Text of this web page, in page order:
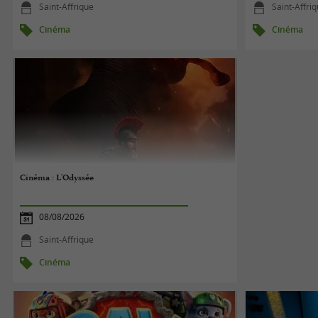
Saint-Affrique
Cinéma
Saint-
Cinéma
Cinéma : L'Odyssée
08/08/2026
Saint-Affrique
Cinéma